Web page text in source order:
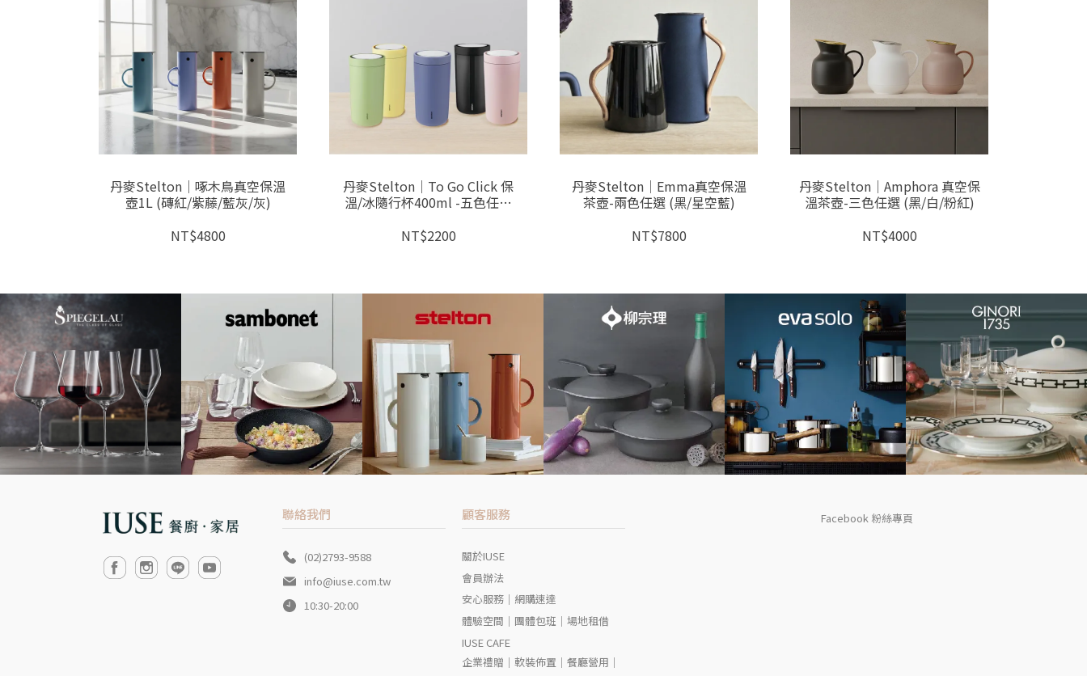
丹麥Stelton│啄木鳥真空保溫
壺1L (磚紅/紫藤/藍灰/灰)
NT$4800
丹麥Stelton│To Go Click 保
溫/冰隨行杯400ml -五色任選
粉)
NT$2200
丹麥Stelton│Emma真空保溫
茶壺-兩色任選 (黑/星空藍)
NT$7800
丹麥Stelton│Amphora 真空保
溫茶壺-三色任選 (黑/白/粉紅)
NT$4000
聯絡我們
(02)2793-9588
info@iuse.com.tw
10:30-20:00
顧客服務
關於IUSE
會員辦法
安心服務｜網購速達
體驗空間｜團體包班｜場地租借
IUSE CAFE
企業禮贈｜軟裝佈置｜餐廳營用｜
Facebook 粉絲專頁